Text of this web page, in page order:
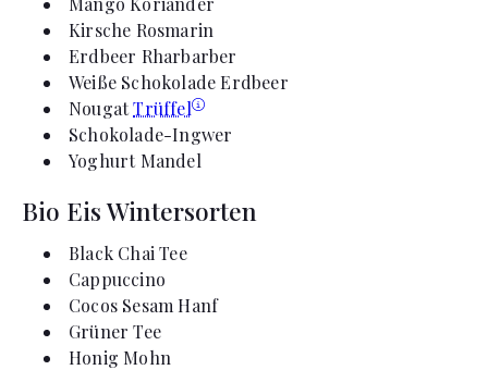
Kirsche Rosmarin
Erdbeer Rharbarber
Weiße Schokolade Erdbeer
NougatTrüffel
Schokolade-Ingwer
Yoghurt Mandel
Bio Eis Wintersorten
Black Chai Tee
Cappuccino
Cocos Sesam Hanf
Grüner Tee
Honig Mohn